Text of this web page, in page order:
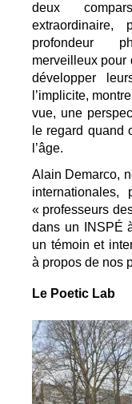
deux
extraordinaire,
profondeur
merveilleux pour
développer
l’implicite,
vue, une
le regard quand
l’âge.
Alain Demarco,
« professeurs
dans un INSPÉ
un témoin et
à propos de nos
Le Poetic Lab